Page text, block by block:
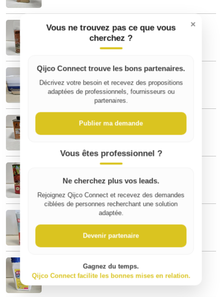
Huile meuble et boiserie teck mat 500ml
7,80 €
POINTE POUR CLOUEUSE A GAZ BERNER
2200PTES 2.9X50
29,99 €
VERNIS BOIS CHENE CLAIR BRILLANT
6,88 €
V33 HUILE MOBILIER DE JARDIN
7,80 €
TOUPRET ENDUIT EXTRA'REBOUCH
3,80 €
MULTILATEX 1.5L
18,36 €
×
Vous ne trouvez pas ce que vous
cherchez ?
Qijco Connect trouve les bons partenaires.
Décrivez votre besoin et recevez des propositions
adaptées de professionnels, fournisseurs ou
partenaires.
Publier ma demande
Vous êtes professionnel ?
Ne cherchez plus vos leads.
Rejoignez Qijco Connect et recevez des demandes
ciblées de personnes recherchant une solution
adaptée.
Devenir partenaire
Gagnez du temps.
Qijco Connect facilite les bonnes mises en relation.